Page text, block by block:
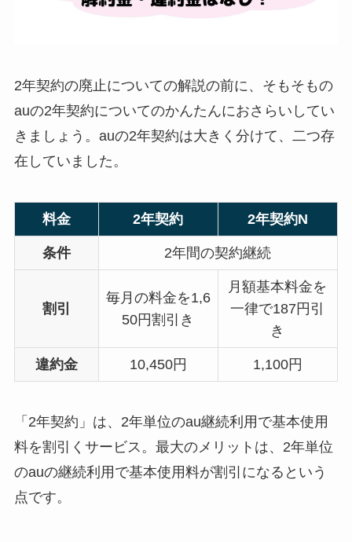
2年契約の廃止についての解説の前に、そもそもの
auの2年契約についてのかんたんにおさらいしてい
きましょう。auの2年契約は大きく分けて、二つ存
在していました。
料金 2年契約 2年契約N
条件 2年間の契約継続
割引
毎月の料金を1,6
50円割引き
月額基本料金を
一律で187円引
き
違約金 10,450円 1,100円
「2年契約」は、2年単位のau継続利用で基本使用
料を割引くサービス。最大のメリットは、2年単位
のauの継続利用で基本使用料が割引になるという
点です。